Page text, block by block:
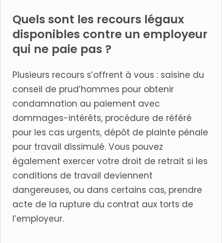
Quels sont les recours légaux
disponibles contre un employeur
qui ne paie pas ?
Plusieurs recours s’offrent à vous : saisine du
conseil de prud’hommes pour obtenir
condamnation au paiement avec
dommages-intérêts, procédure de référé
pour les cas urgents, dépôt de plainte pénale
pour travail dissimulé. Vous pouvez
également exercer votre droit de retrait si les
conditions de travail deviennent
dangereuses, ou dans certains cas, prendre
acte de la rupture du contrat aux torts de
l’employeur.